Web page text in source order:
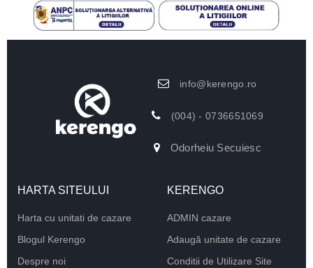
info@kerengo.ro
(004) - 0736651069
Odorheiu Secuiesc
HARTA SITEULUI
Harta cu unitati de cazare
Blogul Kerengo
Despre noi
KERENGO
ADMIN cazare
Adaugă unitate de cazare
Conditii de Utilizare Site